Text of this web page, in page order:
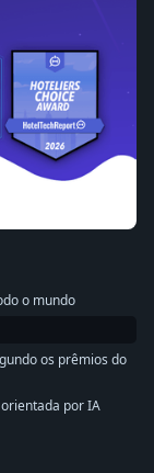
o mundo
os prêmios do
por IA